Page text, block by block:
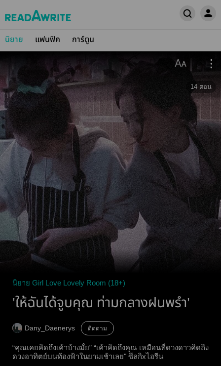
นิยาย แฟนฟิค การ์ตูน
14 ตอน
นิยาย Girl Love Lovely Room (18+)
'ให้ฉันได้จูบคุณ ท่ามกลางฝนพรำ'
Dany_Daenerys ติดตาม
“คุณเคยคิดถึงเค้าบ้างมั้ย” “เค้าคิดถึงคุณ เหมือนที่ดวงดาวคิดถึง
ดวงอาทิตย์บนท้องฟ้าในยามเช้าเลย" ซึลกิxไอรีน